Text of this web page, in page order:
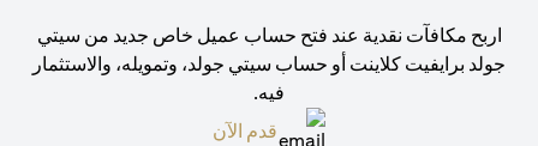
اربح مكافآت نقدية عند فتح حساب عميل خاص جديد من سيتي
جولد برايفيت كلاينت أو حساب سيتي جولد، وتمويله، والاستثمار
فيه.
قدم الآن